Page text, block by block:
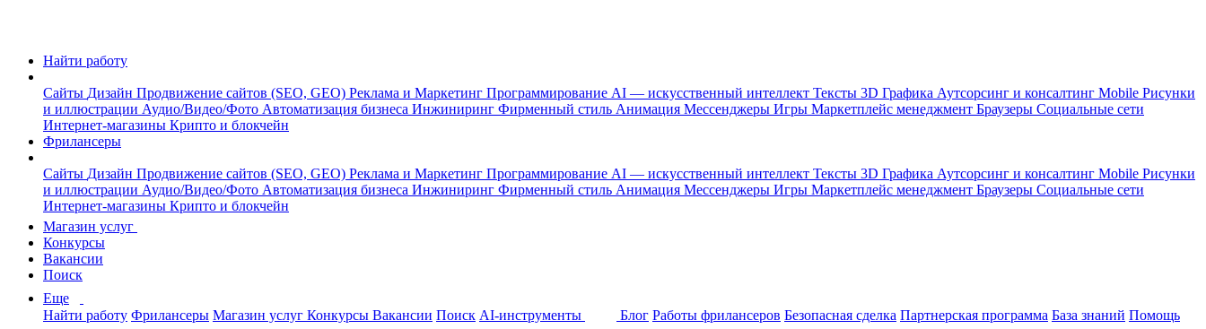
Найти работу
Сайты Дизайн Продвижение сайтов (SEO, GEO) Реклама и Маркетинг Программирование AI — искусственный интеллект Тексты 3D Графика Аутсорсинг и консалтинг Mobile Рисунки
и иллюстрации Аудио/Видео/Фото Автоматизация бизнеса Инжиниринг Фирменный стиль Анимация Мессенджеры Игры Маркетплейс менеджмент Браузеры Социальные сети
Интернет-магазины Крипто и блокчейн
Фрилансеры
Сайты Дизайн Продвижение сайтов (SEO, GEO) Реклама и Маркетинг Программирование AI — искусственный интеллект Тексты 3D Графика Аутсорсинг и консалтинг Mobile Рисунки
и иллюстрации Аудио/Видео/Фото Автоматизация бизнеса Инжиниринг Фирменный стиль Анимация Мессенджеры Игры Маркетплейс менеджмент Браузеры Социальные сети
Интернет-магазины Крипто и блокчейн
Магазин услуг
Конкурсы
Вакансии
Поиск
Еще
Найти работу Фрилансеры Магазин услуг Конкурсы Вакансии Поиск AI-инструменты Блог Работы фрилансеров Безопасная сделка Партнерская программа База знаний Помощь